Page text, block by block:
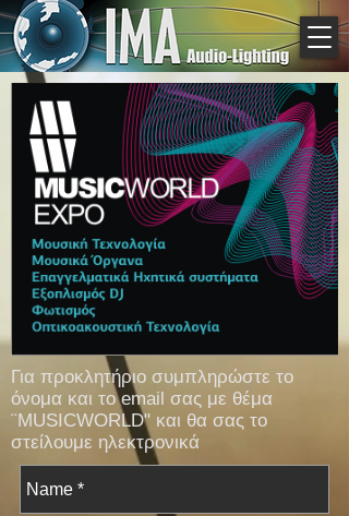
Για προκλητήριο συμπληρώστε το
όνομα και το email σας με θέμα
¨MUSICWORLD" και θα σας το
στείλουμε ηλεκτρονικά